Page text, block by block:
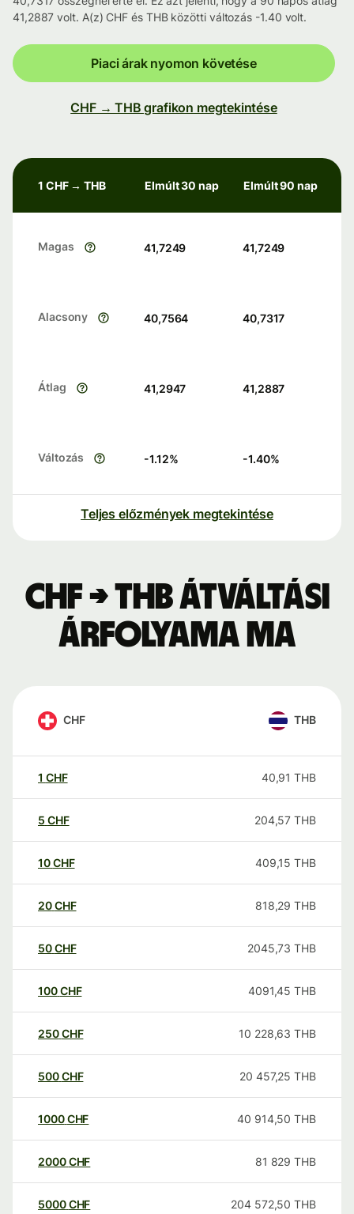
41,2887 volt. A(z) CHF és THB közötti változás -1.40 volt.
Piaci árak nyomon követése
CHF → THB grafikon megtekintése
1 CHF → THB Elmúlt 30 nap Elmúlt 90 nap
Magas 41,7249 41,7249
Alacsony 40,7564 40,7317
Átlag 41,2947 41,2887
Változás -1.12% -1.40%
Teljes előzmények megtekintése
CHF → THB átváltási
árfolyama ma
CHF THB
1 CHF 40,91 THB
5 CHF 204,57 THB
10CHF 409,15 THB
20CHF 818,29 THB
50CHF 2045,73 THB
100CHF 4091,45 THB
250CHF 10 228,63 THB
500CHF 20 457,25 THB
1000CHF 40 914,50 THB
2000CHF 81 829 THB
5000CHF 204 572,50 THB